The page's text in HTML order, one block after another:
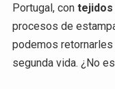
Portugal, con tejidos
procesos de
podemos
segunda vida. ¿No